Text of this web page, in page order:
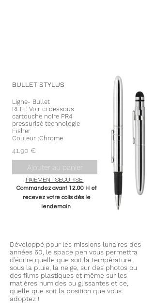
BULLET STYLUS
Ligne- Bullet
REF : Voir ci dessous
cartouche noire PR4
pressurisé technologie
Fisher
Couleur :Chrome
41.90 €
Ajouter au panier
PAIEMENT SECURISE
Commandez avant 12.00 H et
recevez votre colis dès le
lendemain
Développé pour les missions lunaires des
années 60, le space pen vous permettra
d’écrire quelle que soit la température,
sous la pluie, la neige, sur des photos ou
des films plastiques et même sur les
matières humides ou glissantes et ce,
quelle que soit la position que vous
adoptez !